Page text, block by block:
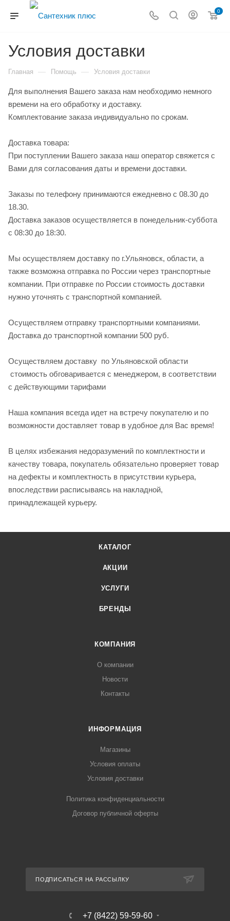
0
Условия доставки
Главная — Помощь — Условия доставки
Для выполнения Вашего заказа нам необходимо немного
времени на его обработку и доставку.
Комплектование заказа индивидуально по срокам.
Доставка товара:
При поступлении Вашего заказа наш оператор свяжется с
Вами для согласования даты и времени доставки.
Заказы по телефону принимаются ежедневно с 08.30 до
18.30.
Доставка заказов осуществляется в понедельник-суббота
с 08:30 до 18:30.
Мы осуществляем доставку по г.Ульяновск, области, а
также возможна отправка по России через транспортные
компании. При отправке по России стоимость доставки
нужно уточнять с транспортной компанией.
Осуществляем отправку транспортными компаниями.
Доставка до транспортной компании 500 руб.
Осуществляем доставку по Ульяновской области
стоимость обговаривается с менеджером, в соответствии
с действующими тарифами
Наша компания всегда идет на встречу покупателю и по
возможности доставляет товар в удобное для Вас время!
В целях избежания недоразумений по комплектности и
качеству товара, покупатель обязательно проверяет товар
на дефекты и комплектность в присутствии курьера,
впоследствии расписываясь на накладной,
принадлежащей курьеру.
КАТАЛОГ
АКЦИИ
УСЛУГИ
БРЕНДЫ
КОМПАНИЯ
О компании
Новости
Контакты
ИНФОРМАЦИЯ
Магазины
Условия оплаты
Условия доставки
Политика конфиденциальности
Договор публичной оферты
ПОДПИСАТЬСЯ НА РАССЫЛКУ
+7 (8422) 59-59-60